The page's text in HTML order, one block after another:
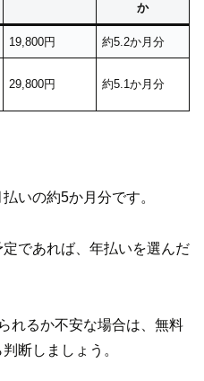
か
19,800円 約5.2か月分
29,800円 約5.1か月分
いの約5か月分です。
であれば、年払いを選んだ
れるか不安な場合は、無料
断しましょう。